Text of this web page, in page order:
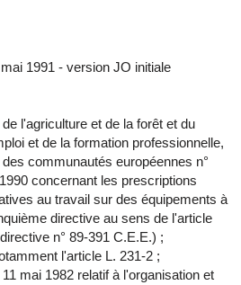
1991 - version JO initiale
l'agriculture et de la forêt et du
et de la formation professionnelle,
communautés européennes n°
concernant les prescriptions
au travail sur des équipements à
directive au sens de l'article
n° 89-391 C.E.E.) ;
l'article L. 231-2 ;
mai 1982 relatif à l'organisation et